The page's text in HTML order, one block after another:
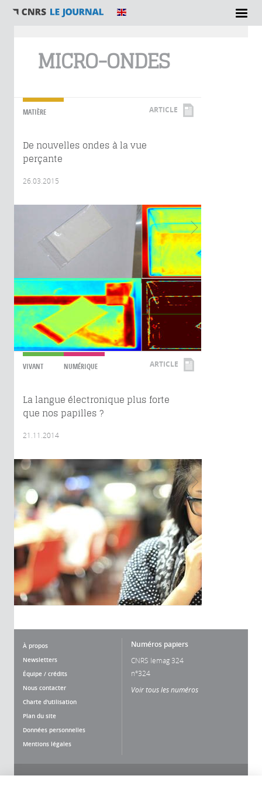
MICRO-ONDES
MATIÈRE ARTICLE
De nouvelles ondes à la vue
perçante
26.03.2015
VIVANT NUMÉRIQUE ARTICLE
La langue électronique plus forte
que nos papilles ?
21.11.2014
À propos
Newsletters
Équipe / crédits
Nous contacter
Charte d'utilisation
Plan du site
Données personnelles
Mentions légales
Numéros papiers
CNRS lemag 324
n°324
Voir tous les numéros